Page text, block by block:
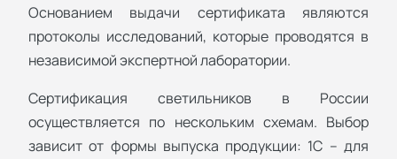
Основанием выдачи сертификата являются
протоколы исследований, которые проводятся в
независимой экспертной лаборатории.
Сертификация светильников в России
осуществляется по нескольким схемам. Выбор
зависит от формы выпуска продукции: 1С – для